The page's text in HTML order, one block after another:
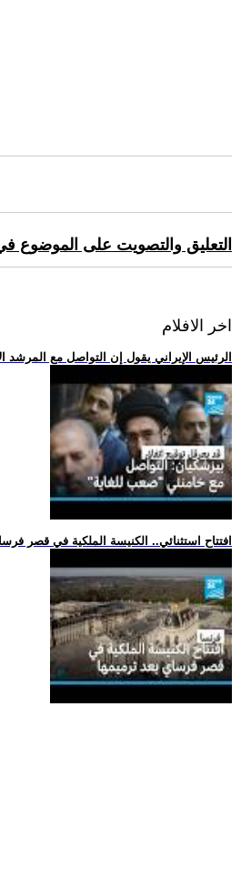
التعليق والتصويت على الموضوع
اخر الافلام
.. الرئيس الإيراني يقول إن التواصل مع المرشد
.. افتتاح استثنائي.. الكنيسة الملكية في قصر